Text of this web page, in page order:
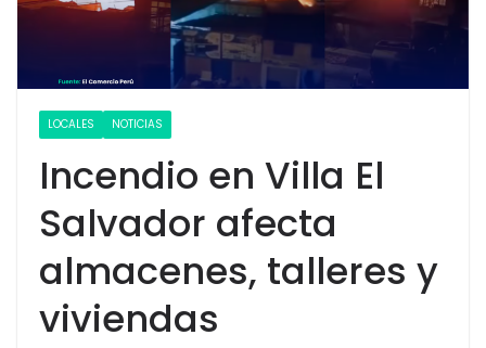
LOCALES NOTICIAS
Incendio en Villa El
Salvador afecta
almacenes, talleres y
viviendas